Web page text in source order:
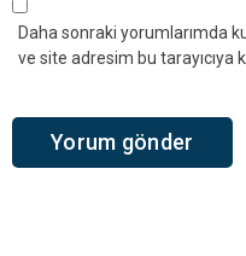
Daha sonraki yorumlarımda
ve site adresim bu tarayıcıya